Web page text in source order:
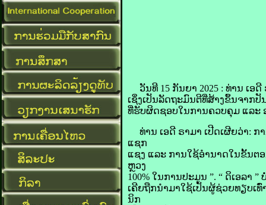
ວັນ​ທີ 15 ກັນຍາ 2025 : ທ່ານ ເອ​ດີ
ເຊິ່ງ​ເປັນ​ລັດຖະມົນຕີ​ທີ່​ສ້າງ​ຂຶ້ນ​ຈາກ​
ທີ່​ຮັບຜິດຊອບ​ໃນ​ການ​ຄວບ​ຄຸມ ແລະ
ທ່ານ ເອ​ດີ ຣາ​ມາ ເປີດເຜີຍ​ວ່າ: ກ
ແຊກ​
ແຊງ ແລະ ການ​ໃຊ້​ອຳນາດ​ໃນ​ຂັ້ນ​ຕ
ຫຼວງ
100% ໃນ​ການ​ປະມູນ ”. “ ດິ​ເອ​ລາ
ເຄີຍ​ຖືກ​ນຳ​ມາ​ໃຊ້​ເປັນ​ຜູ້​ຊ່ວຍ​ທຽບ​ເທົ່
ນິກ